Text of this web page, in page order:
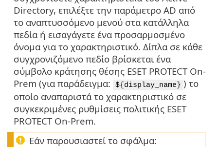
Directory, επιλέξτε την παράμετρο AD από
το αναπτυσσόμενο μενού στα κατάλληλα
πεδία ή εισαγάγετε ένα προσαρμοσμένο
όνομα για το χαρακτηριστικό. Δίπλα σε κάθε
συγχρονιζόμενο πεδίο βρίσκεται ένα
σύμβολο κράτησης θέσης ESET PROTECT On-
Prem (για παράδειγμα:
${display_name} ) το
οποίο αναπαριστά το χαρακτηριστικό σε
συγκεκριμένες ρυθμίσεις πολιτικής ESET
PROTECT On-Prem.
Εάν παρουσιαστεί το σφάλμα: